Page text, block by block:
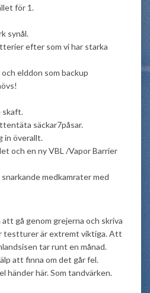
för 1.
synål.
efter som vi har starka
elddon som backup
skaft.
säckar7påsar.
in överallt.
och en ny VBL /Vapor Barrier
medkamrater med
gå genom grejerna och skriva
testturer är extremt viktiga. Att
tar runt en månad.
att finna om det går fel.
händer här. Som tandvärken.